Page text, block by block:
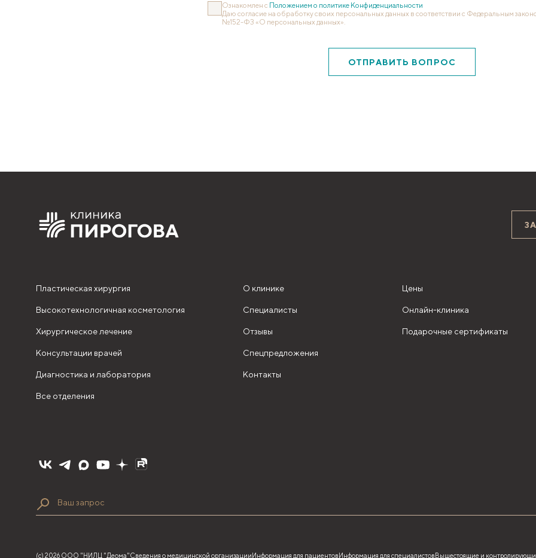
Ознакомлен с Положением о политике Конфиденциальности
Даю согласие на обработку своих персональных данных в соответствии с Федеральным
№152-ФЗ «О персональных данных».
ОТПРАВИТЬ ВОПРОС
Пластическая хирургия
Высокотехнологичная косметология
Хирургическое лечение
Консультации врачей
Диагностика и лаборатория
Все отделения
О клинике
Специалисты
Отзывы
Спецпредложения
Контакты
Цены
Онлайн-клиника
Подарочные сертификаты
(с) 2026 ООО "НИЛЦ "Деома"Сведения о медицинской организацииИнформация для пациентовИнформация для специалистовВышестоящие и